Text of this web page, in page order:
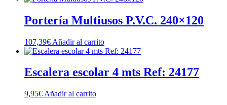
Portería Multiusos P.V.C. 240×120
107,39€ Añadir al carrito
Escalera escolar 4 mts Ref: 24177
9,95€ Añadir al carrito